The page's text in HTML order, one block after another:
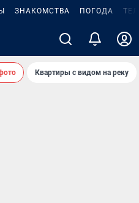
ЗНАКОМСТВА ПОГОДА
Квартиры с видом на реку